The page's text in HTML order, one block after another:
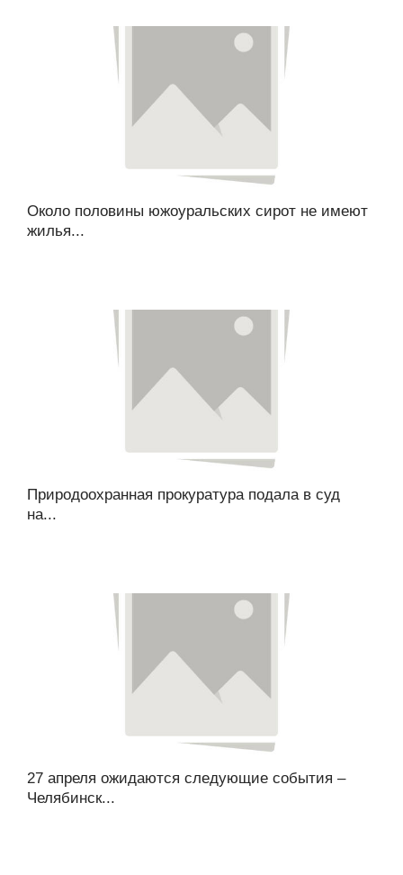
Около половины южоуральских сирот не имеют
жилья...
Природоохранная прокуратура подала в суд
на...
27 апреля ожидаются следующие события –
Челябинск...